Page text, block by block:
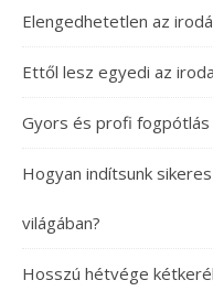
Elengedhetetlen az
Ettől lesz egyedi az iroda
Gyors és profi
Hogyan indítsunk
világában?
Hosszú hétvége